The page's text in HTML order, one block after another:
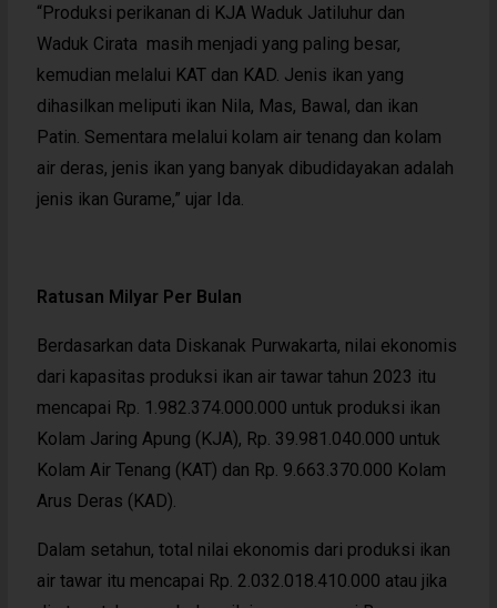
“Produksi perikanan di KJA Waduk Jatiluhur dan
Waduk Cirata masih menjadi yang paling besar,
kemudian melalui KAT dan KAD. Jenis ikan yang
dihasilkan meliputi ikan Nila, Mas, Bawal, dan ikan
Patin. Sementara melalui kolam air tenang dan kolam
air deras, jenis ikan yang banyak dibudidayakan adalah
jenis ikan Gurame,” ujar Ida.
Ratusan Milyar Per Bulan
Berdasarkan data Diskanak Purwakarta, nilai ekonomis
dari kapasitas produksi ikan air tawar tahun 2023 itu
mencapai Rp. 1.982.374.000.000 untuk produksi ikan
Kolam Jaring Apung (KJA), Rp. 39.981.040.000 untuk
Kolam Air Tenang (KAT) dan Rp. 9.663.370.000 Kolam
Arus Deras (KAD).
Dalam setahun, total nilai ekonomis dari produksi ikan
air tawar itu mencapai Rp. 2.032.018.410.000 atau jika